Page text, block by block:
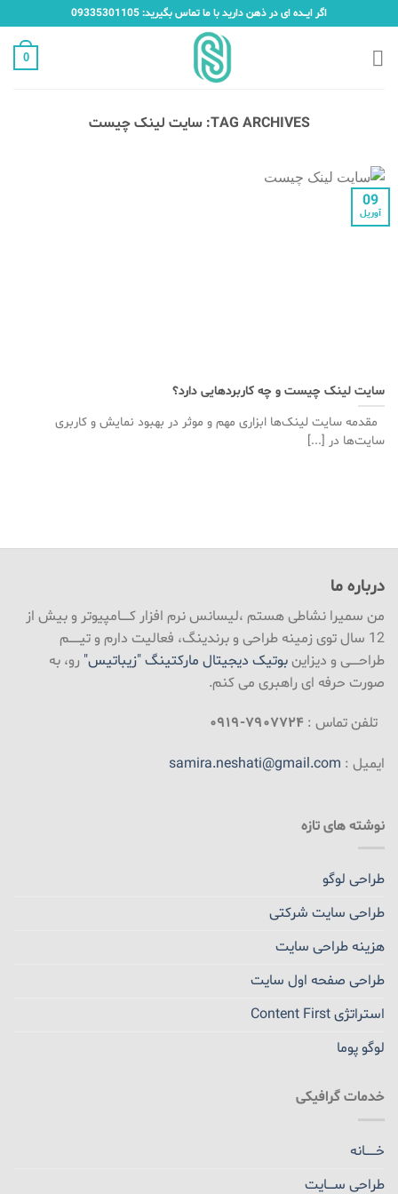
to
content
اگر ایـــده ای در ذهن دارید با ما تماس بگیرید: 09335301105
0
TAG ARCHIVES: سایت لینک چیست
سایت لینک چیست و چه کاربردهایی دارد؟
مقدمه سایت لینک‌ها ابزاری مهم و موثر در بهبود نمایش و کاربری
سایت‌ها در [...]
09
آوریل
درباره ما
من سمیرا نشاطی هستم ،لیسانس نرم افزار کـــــامپیوتر و بیش از
12 سال توی زمینه طراحی و برندینگ، فعالیت دارم و تیــــــم
طراحـــــی و دیزاین بوتیک دیجیتال مارکتینگ "زیباتیس" رو، به
صورت حرفه ای راهبری می کنم.
تلفن تماس : ۷۹۰۷۷۲۴-۰۹۱۹
ایمیل : samira.neshati@gmail.com
نوشته های تازه
طراحی لوگو
طراحی سایت شرکتی
هزینه طراحی سایت
طراحی صفحه اول سایت
استراتژی Content First
لوگو پوما
خدمات گرافیکی
خــــــانه
طراحی ســــایت